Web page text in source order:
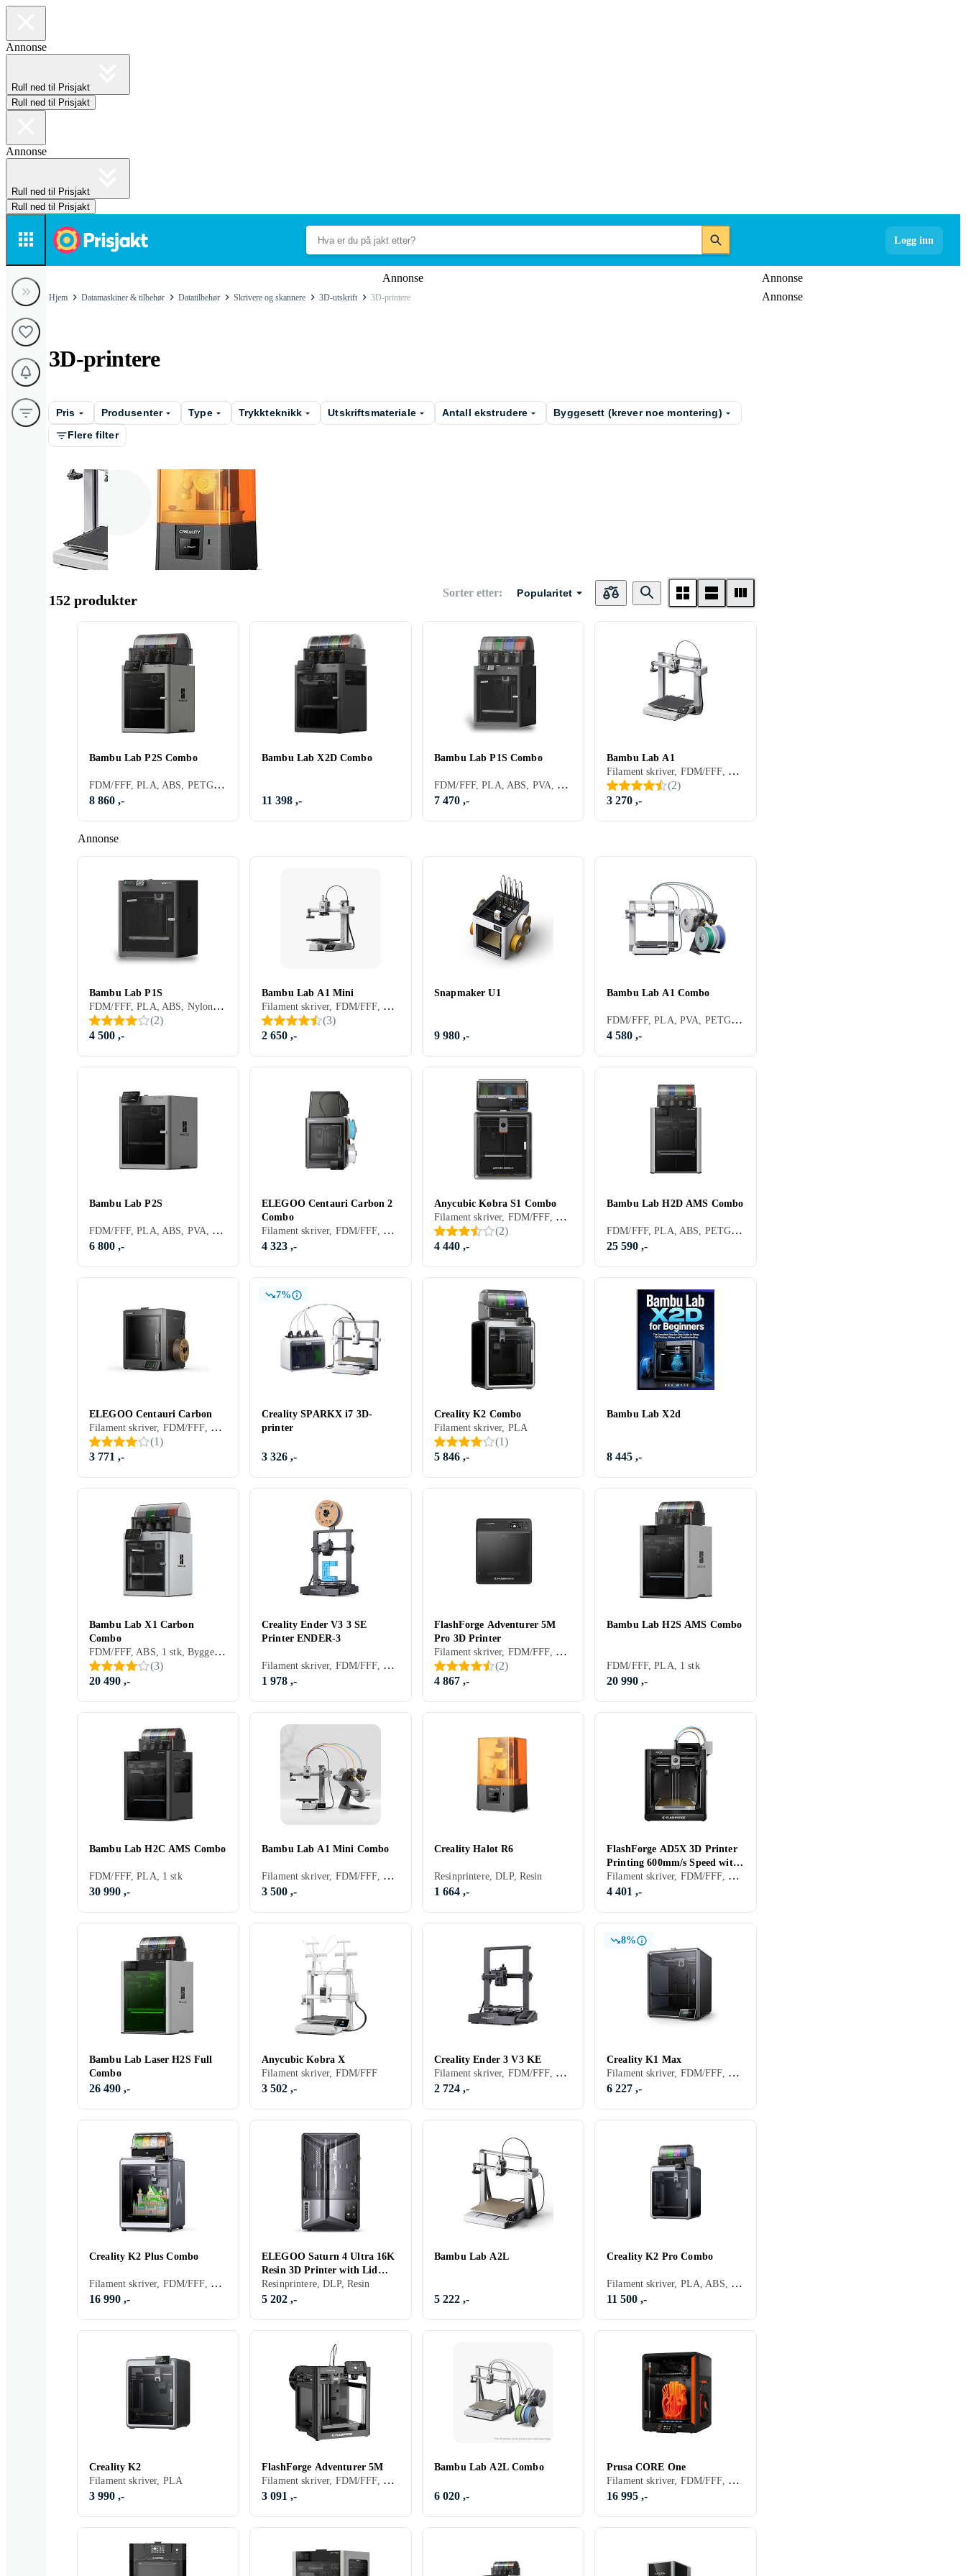
Annonse
Rull ned til Prisjakt
Rull ned til Prisjakt
Annonse
Rull ned til Prisjakt
Rull ned til Prisjakt
Logg inn
Annonse
Annonse
Annonse
Hjem Datamaskiner & tilbehør Datatilbehør Skrivere og skannere 3D-utskrift 3D-printere
3D-printere
Pris Produsenter Type Trykkteknikk Utskriftsmateriale Antall ekstrudere
Byggesett (krever noe montering)
Flere filter
Filament skriver Resinprintere
152 produkter Sorter etter: Popularitet
Annonse
Bambu Lab P2S Combo
FDM/FFF, PLA, ABS, PETG, TPU, 1 stk
8 860 ,-
Bambu Lab X2D Combo
11 398 ,-
Bambu Lab P1S Combo
FDM/FFF, PLA, ABS, PVA, PET, PETG, TPU, 1 stk, Byggesett (krever noe montering)
7 470 ,-
Bambu Lab A1
Filament skriver, FDM/FFF, PLA, ABS, Nylon, PVA, PETG, TPU, 1 stk
(2)
3 270 ,-
Bambu Lab P1S
FDM/FFF, PLA, ABS, Nylon, PET, 1 stk, Byggesett (krever noe montering)
(2)
4 500 ,-
Bambu Lab A1 Mini
Filament skriver, FDM/FFF, PLA, PVA, PETG, TPU, Karbonfiberfilament, 1 stk, Byggesett (krever noe montering)
(3)
2 650 ,-
Snapmaker U1
9 980 ,-
Bambu Lab A1 Combo
FDM/FFF, PLA, PVA, PETG, TPU, 1 stk, Byggesett (krever noe montering)
4 580 ,-
Bambu Lab P2S
FDM/FFF, PLA, ABS, PVA, PET, PETG, TPU, 1 stk
6 800 ,-
ELEGOO Centauri Carbon 2
Combo
Filament skriver, FDM/FFF, PLA, ABS
4 323 ,-
Anycubic Kobra S1 Combo
Filament skriver, FDM/FFF, PLA, ABS, PETG, TPU, 1 stk, Byggesett (krever noe montering)
(2)
4 440 ,-
Bambu Lab H2D AMS Combo
FDM/FFF, PLA, ABS, PETG, TPU, 1 stk
25 590 ,-
ELEGOO Centauri Carbon
Filament skriver, FDM/FFF, PLA, ABS, PET, PETG, TPU, 1 stk
(1)
3 771 ,-
7%
Creality SPARKX i7 3D-
printer
3 326 ,-
Creality K2 Combo
Filament skriver, PLA
(1)
5 846 ,-
Bambu Lab X2d
8 445 ,-
Bambu Lab X1 Carbon
Combo
FDM/FFF, ABS, 1 stk, Byggesett (krever noe montering)
(3)
20 490 ,-
Creality Ender V3 3 SE
Printer ENDER-3
Filament skriver, FDM/FFF, PLA, PETG, TPU, 1 stk, Byggesett (krever noe montering)
1 978 ,-
FlashForge Adventurer 5M
Pro 3D Printer
Filament skriver, FDM/FFF, PLA, ABS, PETG, TPU, 1 stk, Byggesett (krever noe montering)
(2)
4 867 ,-
Bambu Lab H2S AMS Combo
FDM/FFF, PLA, 1 stk
20 990 ,-
Bambu Lab H2C AMS Combo
FDM/FFF, PLA, 1 stk
30 990 ,-
Bambu Lab A1 Mini Combo
Filament skriver, FDM/FFF, PLA, PVA, PETG, TPU, 1 stk
3 500 ,-
Creality Halot R6
Resinprintere, DLP, Resin
1 664 ,-
FlashForge AD5X 3D Printer
Printing 600mm/s Speed with
DIY IFS Creations Full-Au Filament skriver, FDM/FFF, PLA, PETG, TPU, 1 stk, Byggesett (krever noe montering)
4 401 ,-
Bambu Lab Laser H2S Full
Combo
26 490 ,-
Anycubic Kobra X
Filament skriver, FDM/FFF
3 502 ,-
Creality Ender 3 V3 KE
Filament skriver, FDM/FFF, PLA, 1 stk, Byggesett (krever noe montering)
2 724 ,-
8%
Creality K1 Max
Filament skriver, FDM/FFF, PLA, ABS, PET, PETG, 1 stk
6 227 ,-
Creality K2 Plus Combo
Filament skriver, FDM/FFF, PLA, ABS, PETG, TPU, 1 stk
16 990 ,-
ELEGOO Saturn 4 Ultra 16K
Resin 3D Printer with Lid
Smart Tank at Printing Speed
Resinprintere, DLP, Resin
5 202 ,-
Bambu Lab A2L
5 222 ,-
Creality K2 Pro Combo
Filament skriver, PLA, ABS, PET, PETG
11 500 ,-
Creality K2
Filament skriver, PLA
3 990 ,-
FlashForge Adventurer 5M
Filament skriver, FDM/FFF, PLA, PETG
3 091 ,-
Bambu Lab A2L Combo
6 020 ,-
Prusa CORE One
Filament skriver, FDM/FFF, PLA, ABS, Nylon, PVA, PETG, TPU, HIPS, Karbonfiberfilament, 1 stk
16 995 ,-